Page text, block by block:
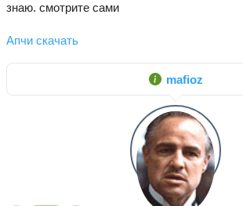
знаю. смотрите сами
Апчи скачать
mafioz